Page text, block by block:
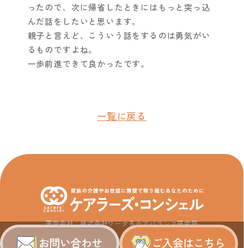
ったので、次に帰省したときにはもっと突っ込
んだ話をしたいと思います。
親子と言えど、こういう話をするのは勇気がい
るものですよね。
一歩前進できて良かったです。
一覧に戻る
運営会社：株式会社ワーク＆ケアバランス研究所
全国介護者支援団体連合会正会員